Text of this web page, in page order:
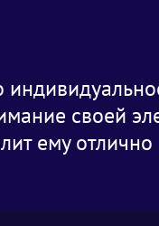
своей
ему